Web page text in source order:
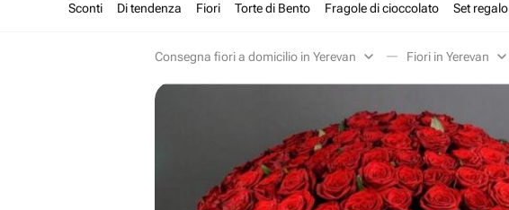
Sconti Di tendenza Fiori Torte di Bento Fragole di cioccolato Set regalo
Consegna fiori a domicilio in Yerevan Fiori in Yerevan